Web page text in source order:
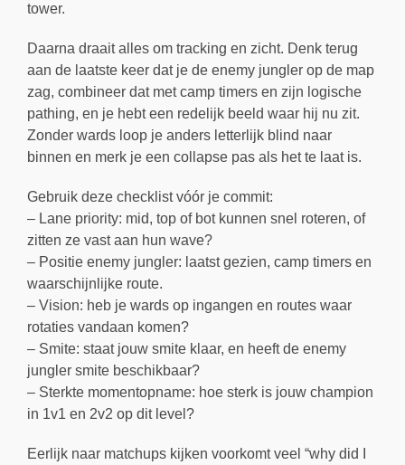
tower.
Daarna draait alles om tracking en zicht. Denk terug
aan de laatste keer dat je de enemy jungler op de map
zag, combineer dat met camp timers en zijn logische
pathing, en je hebt een redelijk beeld waar hij nu zit.
Zonder wards loop je anders letterlijk blind naar
binnen en merk je een collapse pas als het te laat is.
Gebruik deze checklist vóór je commit:
– Lane priority: mid, top of bot kunnen snel roteren, of
zitten ze vast aan hun wave?
– Positie enemy jungler: laatst gezien, camp timers en
waarschijnlijke route.
– Vision: heb je wards op ingangen en routes waar
rotaties vandaan komen?
– Smite: staat jouw smite klaar, en heeft de enemy
jungler smite beschikbaar?
– Sterkte momentopname: hoe sterk is jouw champion
in 1v1 en 2v2 op dit level?
Eerlijk naar matchups kijken voorkomt veel “why did I